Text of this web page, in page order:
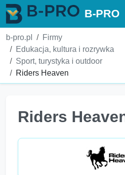
B-PRO
b-pro.pl
Firmy
Edukacja, kultura i rozrywka
Sport, turystyka i outdoor
Riders Heaven
Riders